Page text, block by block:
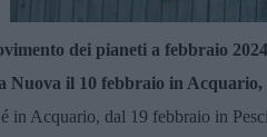
dei pianeti a febbraio 2024
Nuova il 10 febbraio in
in Acquario, dal 19 febbraio in Pesci